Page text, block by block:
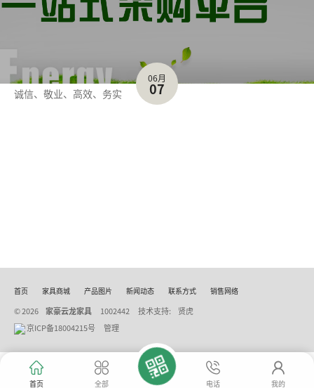
06月
07
诚信、敬业、高效、务实
首页 家具商城 产品图片 新闻动态 联系方式 销售网络
© 2026 家豪云龙家具 1002442 技术支持:
贤虎
京ICP备18004215号
管理
首页 全部 电话 我的